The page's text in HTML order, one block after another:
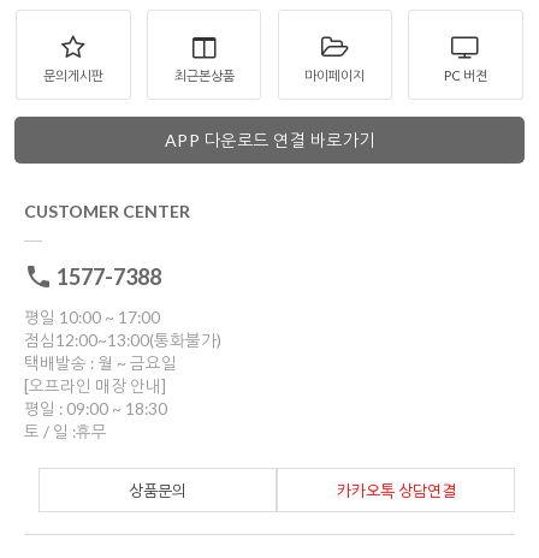
문의게시판 최근본상품 마이페이지 PC 버젼
APP 다운로드 연결 바로가기
CUSTOMER CENTER
1577-7388
평일 10:00 ~ 17:00
점심12:00~13:00(통화불가)
택배발송 : 월 ~ 금요일
[오프라인 매장 안내]
평일 : 09:00 ~ 18:30
토 / 일 :휴무
카카오톡 상담연결
상품문의